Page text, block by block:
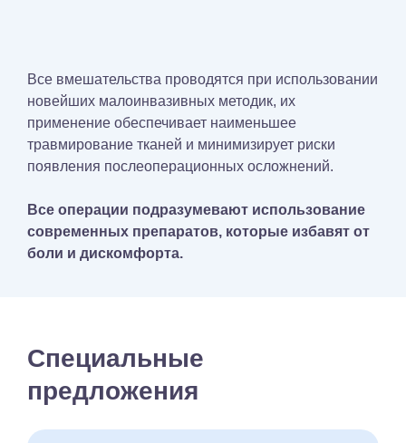
Все вмешательства проводятся при использовании
новейших малоинвазивных методик, их
применение обеспечивает наименьшее
травмирование тканей и минимизирует риски
появления послеоперационных осложнений.
Все операции подразумевают использование
современных препаратов, которые избавят от
боли и дискомфорта.
Специальные
предложения